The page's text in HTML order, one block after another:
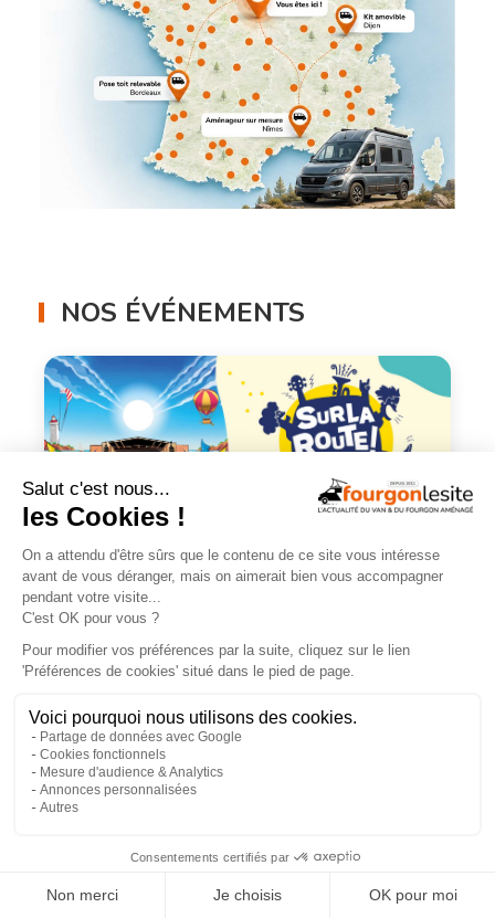
NOS ÉVÉNEMENTS
En savoir +